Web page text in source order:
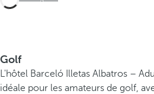
Golf
L'hôtel Barceló Illetas Albatros –
idéale pour les amateurs de golf,